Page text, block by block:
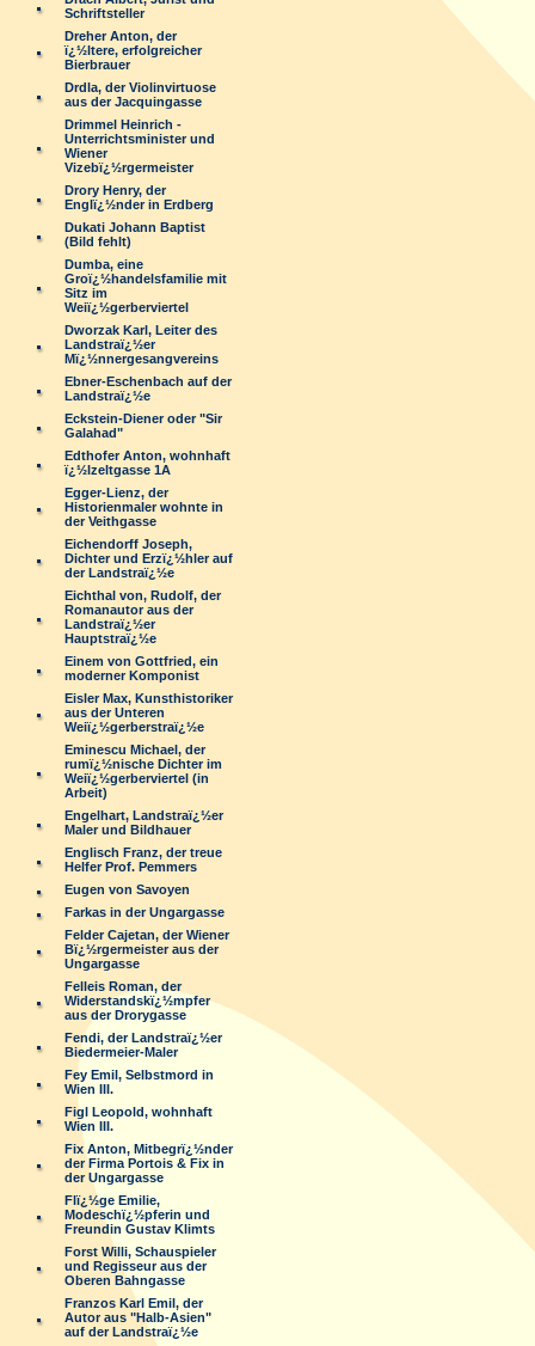
Schriftsteller
Dreher Anton, der
ï¿½ltere, erfolgreicher
Bierbrauer
Drdla, der Violinvirtuose
aus der Jacquingasse
Drimmel Heinrich -
Unterrichtsminister und
Wiener
Vizebï¿½rgermeister
Drory Henry, der
Englï¿½nder in Erdberg
Dukati Johann Baptist
(Bild fehlt)
Dumba, eine
Groï¿½handelsfamilie mit
Sitz im
Weiï¿½gerberviertel
Dworzak Karl, Leiter des
Landstraï¿½er
Mï¿½nnergesangvereins
Ebner-Eschenbach auf der
Landstraï¿½e
Eckstein-Diener oder "Sir
Galahad"
Edthofer Anton, wohnhaft
ï¿½lzeltgasse 1A
Egger-Lienz, der
Historienmaler wohnte in
der Veithgasse
Eichendorff Joseph,
Dichter und Erzï¿½hler auf
der Landstraï¿½e
Eichthal von, Rudolf, der
Romanautor aus der
Landstraï¿½er
Hauptstraï¿½e
Einem von Gottfried, ein
moderner Komponist
Eisler Max, Kunsthistoriker
aus der Unteren
Weiï¿½gerberstraï¿½e
Eminescu Michael, der
rumï¿½nische Dichter im
Weiï¿½gerberviertel (in
Arbeit)
Engelhart, Landstraï¿½er
Maler und Bildhauer
Englisch Franz, der treue
Helfer Prof. Pemmers
Eugen von Savoyen
Farkas in der Ungargasse
Felder Cajetan, der Wiener
Bï¿½rgermeister aus der
Ungargasse
Felleis Roman, der
Widerstandskï¿½mpfer
aus der Drorygasse
Fendi, der Landstraï¿½er
Biedermeier-Maler
Fey Emil, Selbstmord in
Wien III.
Figl Leopold, wohnhaft
Wien III.
Fix Anton, Mitbegrï¿½nder
der Firma Portois & Fix in
der Ungargasse
Flï¿½ge Emilie,
Modeschï¿½pferin und
Freundin Gustav Klimts
Forst Willi, Schauspieler
und Regisseur aus der
Oberen Bahngasse
Franzos Karl Emil, der
Autor aus "Halb-Asien"
auf der Landstraï¿½e